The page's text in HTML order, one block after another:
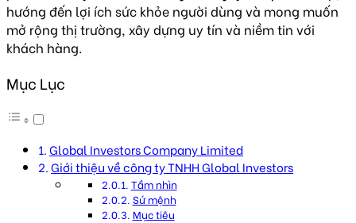
hướng đến lợi ích sức khỏe người dùng và mong muốn
mở rộng thị trường, xây dựng uy tín và niềm tin với
khách hàng.
Mục Lục
Global Investors Company Limited
Giới thiệu về công ty TNHH Global Investors
Tầm nhìn
Sứ mệnh
Mục tiêu